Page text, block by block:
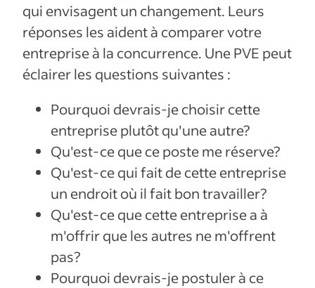
qui envisagent un changement. Leurs
réponses les aident à comparer votre
entreprise à la concurrence. Une PVE peut
éclairer les questions suivantes :
Pourquoi devrais-je choisir cette
entreprise plutôt qu'une autre?
Qu'est-ce que ce poste me réserve?
Qu'est-ce qui fait de cette entreprise
un endroit où il fait bon travailler?
Qu'est-ce que cette entreprise a à
m'offrir que les autres ne m'offrent
pas?
Pourquoi devrais-je postuler à ce